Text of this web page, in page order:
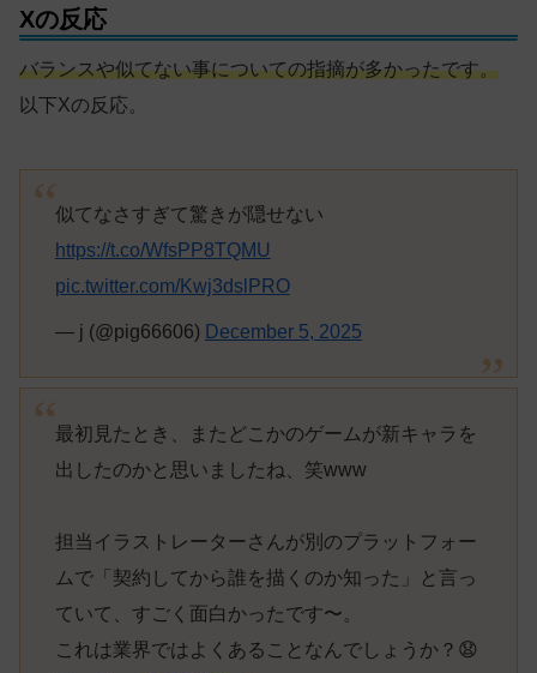
Xの反応
バランスや似てない事についての指摘が多かったです。
以下Xの反応。
似てなさすぎて驚きが隠せない
https://t.co/WfsPP8TQMU
pic.twitter.com/Kwj3dslPRO
— j (@pig66606) December 5, 2025
最初見たとき、またどこかのゲームが新キャラを
出したのかと思いましたね、笑www
担当イラストレーターさんが別のプラットフォー
ムで「契約してから誰を描くのか知った」と言っ
ていて、すごく面白かったです〜。
これは業界ではよくあることなんでしょうか？😧